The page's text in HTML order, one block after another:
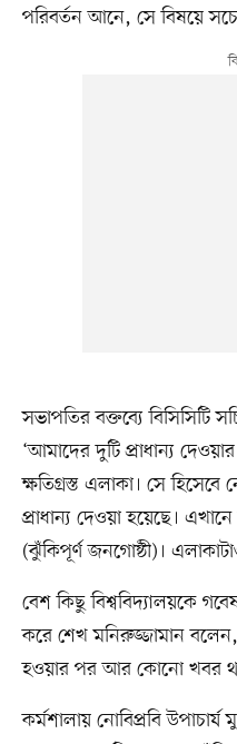
পরিবর্তন আনে, সে বিষয়ে
সভাপতির বক্তব্যে বিসিসিটি
‘আমাদের দুটি প্রাধান্য
ক্ষতিগ্রস্ত এলাকা। সে
প্রাধান্য দেওয়া হয়েছে।
(ঝুঁকিপূর্ণ জনগোষ্ঠী)।
বেশ কিছু বিশ্ববিদ্যালয়কে
করে শেখ মনিরুজ্জামান
হওয়ার পর আর কোনো খবর
কর্মশালায় নোবিপ্রবি